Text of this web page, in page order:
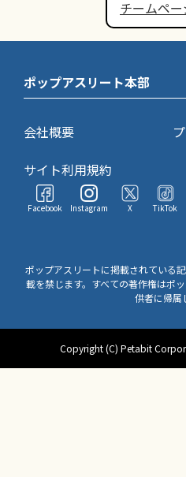
チームペ
ポップアスリート本部
会社概要
サイト利用規約
Facebook Instagram X TikTok
ポップアスリートに掲載されている
載を禁じます。すべての著作権はポ
供者に帰属
Copyright (C) Petabit